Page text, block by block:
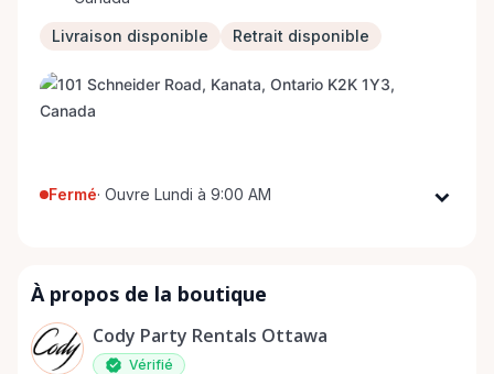
Livraison disponible Retrait disponible
Fermé· Ouvre Lundi à 9:00 AM
Mercredi
Jeudi
9:00 AM - 5:00 PM
Vendredi
À propos de la boutique
Cody Party Rentals Ottawa
Vérifié